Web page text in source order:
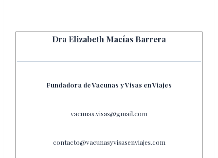
Dra Elizabeth Macías Barrera
Fundadora de Vacunas y Visas en Viajes
vacunas.visas@gmail.com
contacto@vacunasyvisasenviajes.com